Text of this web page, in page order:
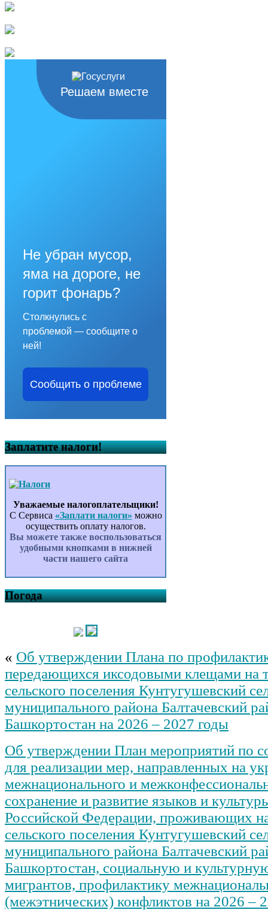
Решаем вместе
Не убран мусор,
яма на дороге, не
горит фонарь?
Столкнулись с
проблемой — сообщите о
ней!
Сообщить о проблеме
Заплатите налоги!
Уважаемые налогоплательщики!
С Сервиса «Заплати налоги» можно
осуществить оплату налогов.
Вы можете также воспользоваться
удобными кнопками в нижней
части нашего сайта
Погода
« Об утверждении Плана по
передающихся иксодовыми клещами на
сельского поселения Кунтугушевский
муниципального района Балтачевский
Башкортостан на 2026 – 2027 годы
Об утверждении План мероприятий по
для реализации мер, направленных на
межнационального и
сохранение и развитие языков и
Российской Федерации, проживающих
сельского поселения Кунтугушевский
муниципального района Балтачевский
Башкортостан, социальную и
мигрантов, профилактику
(межэтнических) конфликтов на 2026 –